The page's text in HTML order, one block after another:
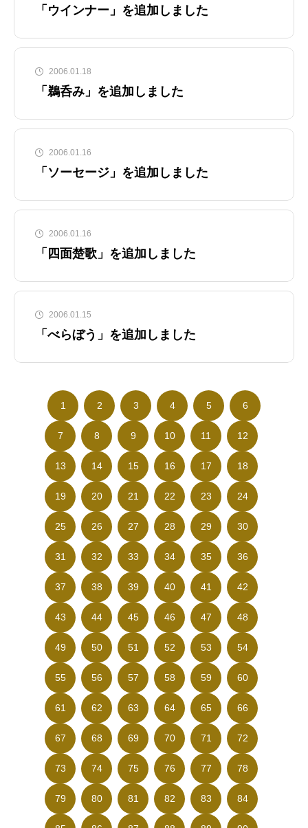
「ウインナー」を追加しました
2006.01.18
「鵜呑み」を追加しました
2006.01.16
「ソーセージ」を追加しました
2006.01.16
「四面楚歌」を追加しました
2006.01.15
「べらぼう」を追加しました
1 2 3 4 5 6
7 8 9 10 11 12
13 14 15 16 17 18
19 20 21 22 23 24
25 26 27 28 29 30
31 32 33 34 35 36
37 38 39 40 41 42
43 44 45 46 47 48
49 50 51 52 53 54
55 56 57 58 59 60
61 62 63 64 65 66
67 68 69 70 71 72
73 74 75 76 77 78
79 80 81 82 83 84